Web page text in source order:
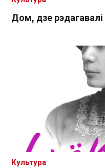
Дом, дзе
Культура